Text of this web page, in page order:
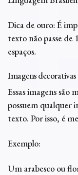
Dica de ouro: É
texto não passe de
espaços.
Imagens decorativas
Essas imagens são
possuem qualquer
texto. Por isso, é
Exemplo:
Um arabesco ou